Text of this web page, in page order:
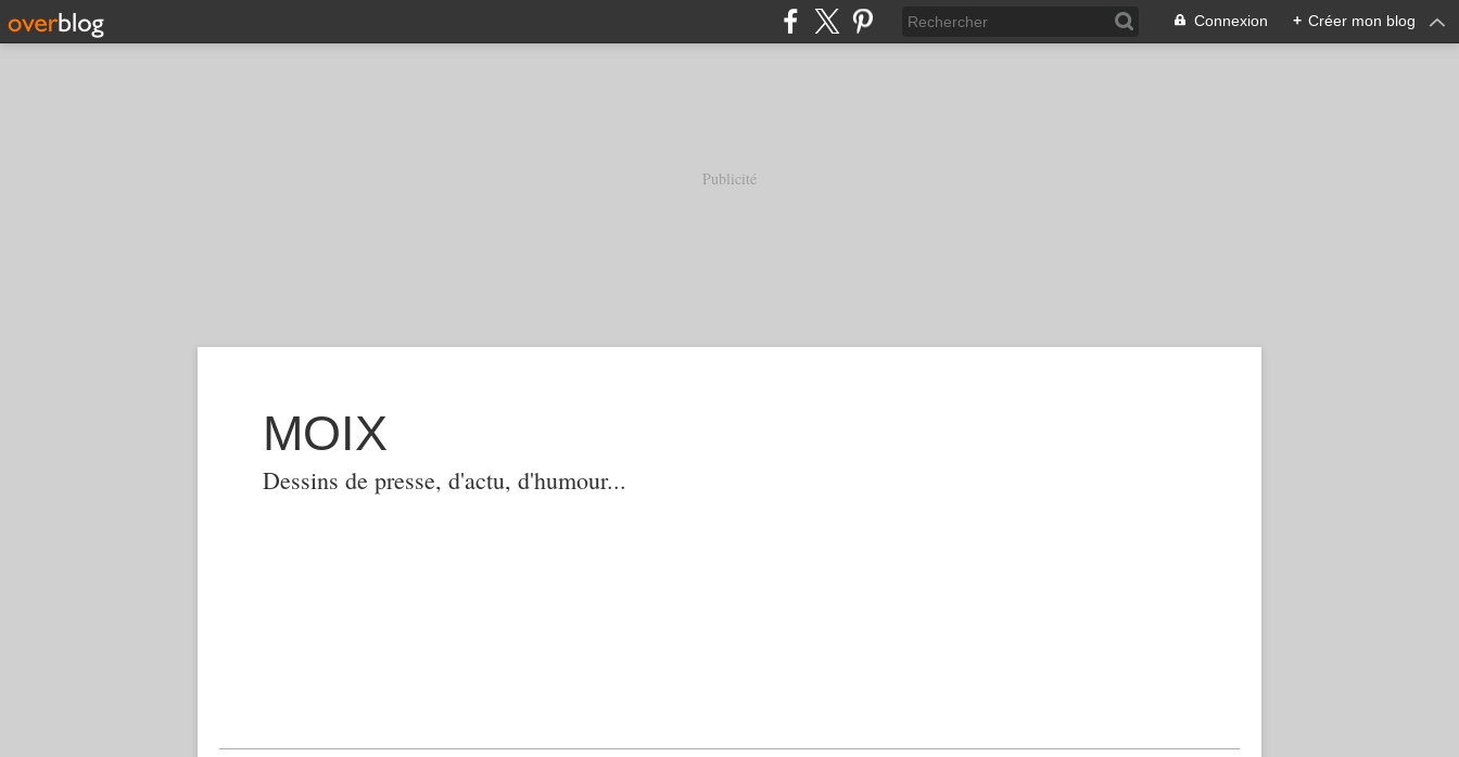
Connexion + Créer mon blog
Publicité
MOIX
Dessins de presse, d'actu, d'humour...